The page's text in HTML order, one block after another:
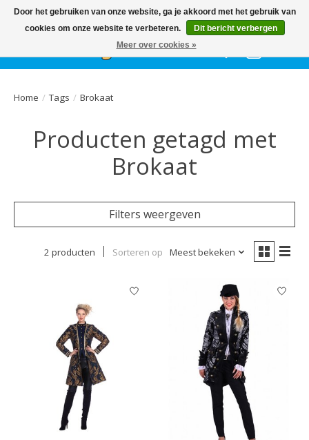
HetGEHELE jaar, grote collectie feestkleding & accessoires |
Ballonnen | Schmink | Bedrukking | Altijd gratis parkeren
Verlanglijst
Home / Tags / Brokaat
Producten getagd met
Brokaat
Filters weergeven
2 producten Sorteren op Meest bekeken
Door het gebruiken van onze website, ga je akkoord met het gebruik van
cookies om onze website te verbeteren.
Dit bericht verbergen
Meer over cookies »